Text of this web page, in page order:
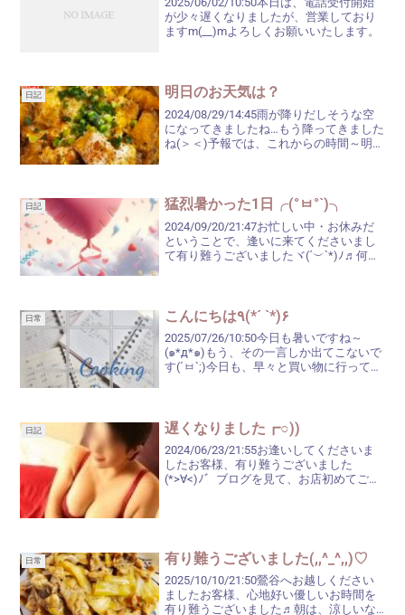
が少々遅くなりましたが、営業しており
ますm(__)mよろしくお願いいたします。
日記 明日のお天気は？
2024/08/29/14:45雨が降りだしそうな空
になってきましたね…もう降ってきました
ね(＞＜)予報では、これからの時間～明日
日記 猛烈暑かった1日╭(°ㅂ°`)╮
2024/09/20/21:47お忙しい中・お休みだ
ということで、逢いに来てくださいまし
て有り難うございましたヾ(´︶`*)ﾉ♬何
日常 こんにちは٩(*´ `*)۶
2025/07/26/10:50今日も暑いですね～
(๑*д*๑)もう、その一言しか出てこないで
す(´ㅂ`;)今日も、早々と買い物に行って来
日記 遅くなりました┏○))
2024/06/23/21:55お逢いしてくださいま
したお客様、有り難うございました
(*>∀<)ﾉ゛ブログを見て、お店初めてご利
日常 有り難うございました(,,^_^,,)♡
2025/10/10/21:50鶯谷へお越しください
ましたお客様、心地好い優しいお時間を
有り難うございました♬朝は、涼しいな